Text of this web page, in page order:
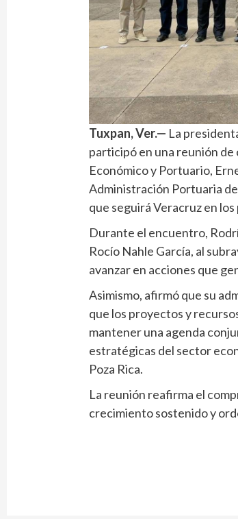
Tuxpan, Ver.— La
participó en una reunión
Económico y Portuario,
Administración Portuaria
que seguirá Veracruz en los
Durante el encuentro,
Rocío Nahle García, al
avanzar en acciones que
Asimismo, afirmó que su
que los proyectos y
mantener una agenda
estratégicas del sector
Poza Rica.
La reunión reafirma el
crecimiento sostenido y